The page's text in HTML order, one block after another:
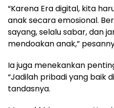
“Karena Era digital, kita
anak secara emosional.
sayang, selalu sabar, dan
mendoakan anak,”
Ia juga menekankan
“Jadilah pribadi yang baik
tandasnya.